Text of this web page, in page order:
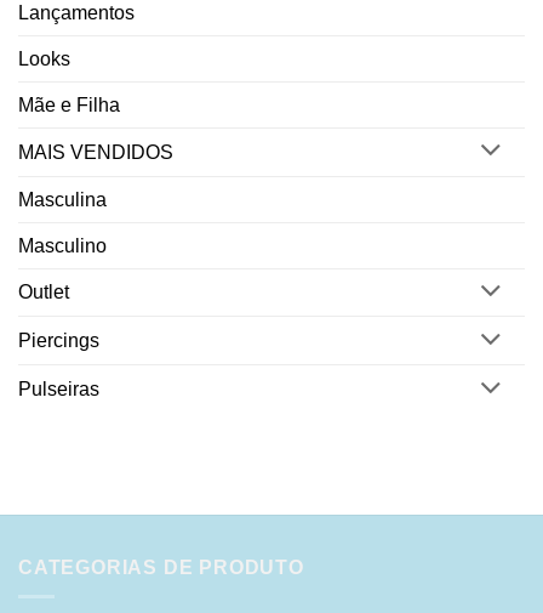
Lançamentos
Looks
Mãe e Filha
MAIS VENDIDOS
Masculina
Masculino
Outlet
Piercings
Pulseiras
CATEGORIAS DE PRODUTO